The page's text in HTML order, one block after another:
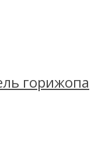
горижопа